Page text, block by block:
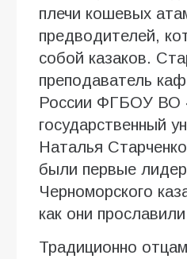
плечи кошевых
предводителей,
собой казаков.
преподаватель
России ФГБОУ ВО
государственный
Наталья
были первые
Черноморского
как они
Традиционно